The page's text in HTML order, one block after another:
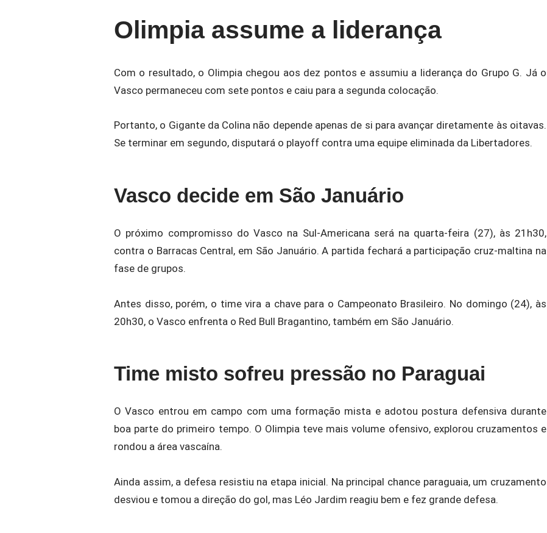
Olimpia assume a liderança
Com o resultado, o Olimpia chegou aos dez pontos e assumiu a liderança do Grupo G. Já o
Vasco permaneceu com sete pontos e caiu para a segunda colocação.
Portanto, o Gigante da Colina não depende apenas de si para avançar diretamente às oitavas.
Se terminar em segundo, disputará o playoff contra uma equipe eliminada da Libertadores.
Vasco decide em São Januário
O próximo compromisso do Vasco na Sul-Americana será na quarta-feira (27), às 21h30,
contra o Barracas Central, em São Januário. A partida fechará a participação cruz-maltina na
fase de grupos.
Antes disso, porém, o time vira a chave para o Campeonato Brasileiro. No domingo (24), às
20h30, o Vasco enfrenta o Red Bull Bragantino, também em São Januário.
Time misto sofreu pressão no Paraguai
O Vasco entrou em campo com uma formação mista e adotou postura defensiva durante
boa parte do primeiro tempo. O Olimpia teve mais volume ofensivo, explorou cruzamentos e
rondou a área vascaína.
Ainda assim, a defesa resistiu na etapa inicial. Na principal chance paraguaia, um cruzamento
desviou e tomou a direção do gol, mas Léo Jardim reagiu bem e fez grande defesa.